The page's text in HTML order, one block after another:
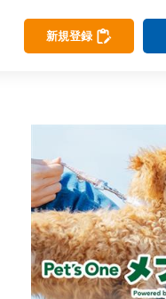
新規登録